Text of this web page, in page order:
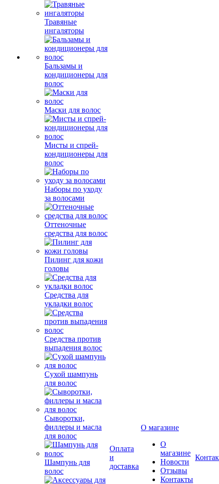
Травяные
ингаляторы
Бальзамы и
кондиционеры для
волос
Маски для волос
Мисты и спрей-
кондиционеры для
волос
Наборы по уходу
за волосами
Оттеночные
средства для волос
Пилинг для кожи
головы
Средства для
укладки волос
Средства против
выпадения волос
Сухой шампунь
для волос
Сыворотки,
филлеры и масла
для волос
Шампунь для
волос
Оплата
и
доставка
О магазине
О
магазине
Новости
Отзывы
Контакты